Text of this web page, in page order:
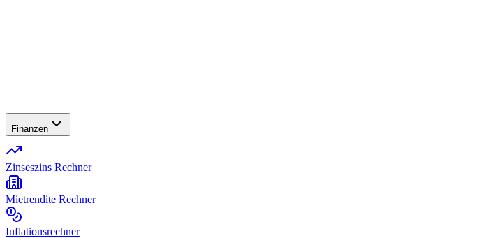
Finanzen
Zinseszins Rechner
Mietrendite Rechner
Inflationsrechner